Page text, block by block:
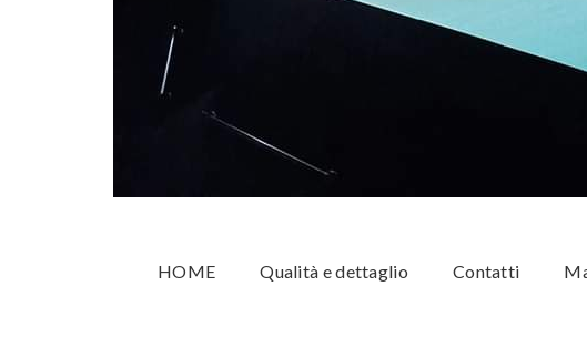
HOME Qualità e dettaglio Contatti